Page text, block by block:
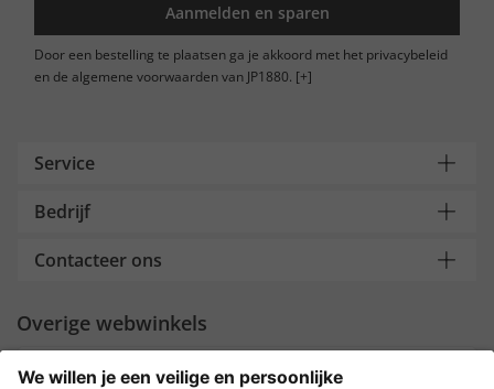
Aanmelden en sparen
Door een bestelling te plaatsen ga je akkoord met het privacybeleid
en de algemene voorwaarden van JP1880. [+]
Service
Bedrijf
Contacteer ons
Overige webwinkels
Nederland